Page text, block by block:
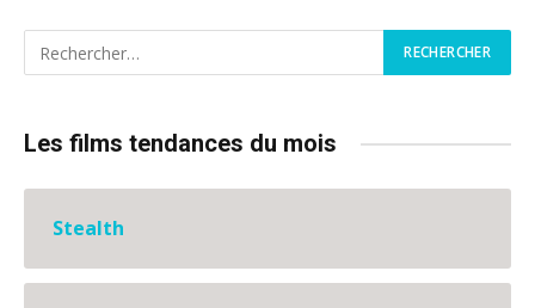
Les films tendances du mois
Stealth